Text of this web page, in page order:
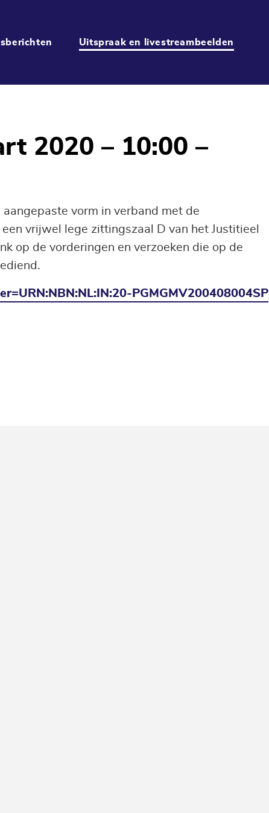
Uitspraak en livestreambeelden
2020 – 10:00 –
vorm in verband met de
vrijwel lege zittingszaal D van het Justitieel
op de vorderingen en verzoeken die op de
PGMGMV200408004SP